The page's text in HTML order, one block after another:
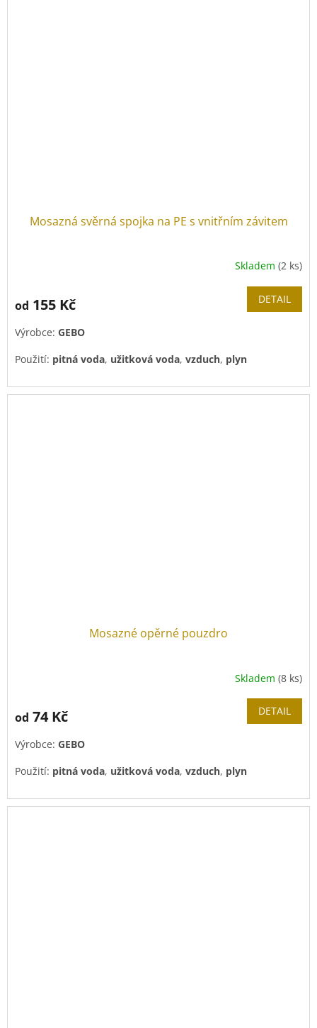
Mosazná svěrná spojka na PE s vnitřním závitem
Skladem (2 ks)
od 155 Kč DETAIL
Výrobce: GEBO
Použití: pitná voda, užitková voda, vzduch, plyn
Mosazné opěrné pouzdro
Skladem (8 ks)
od 74 Kč DETAIL
Výrobce: GEBO
Použití: pitná voda, užitková voda, vzduch, plyn